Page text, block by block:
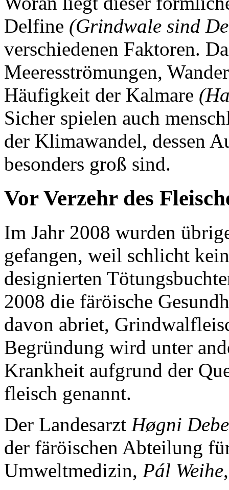
Delfine (Grindwale sind
verschiedenen Faktoren.
Meeresströmungen,
Häufigkeit der Kalmare
Sicher spielen auch
der Klimawandel, dessen
besonders groß sind.
Vor Verzehr des
Im Jahr 2008 wurden
gefangen, weil schlicht
designierten
2008 die färöische
davon abriet,
Begründung wird unter
Krankheit aufgrund der
fleisch genannt.
Der Landesarzt Høgni
der färöischen Abteilung
Umweltmedizin, Pál Weihe